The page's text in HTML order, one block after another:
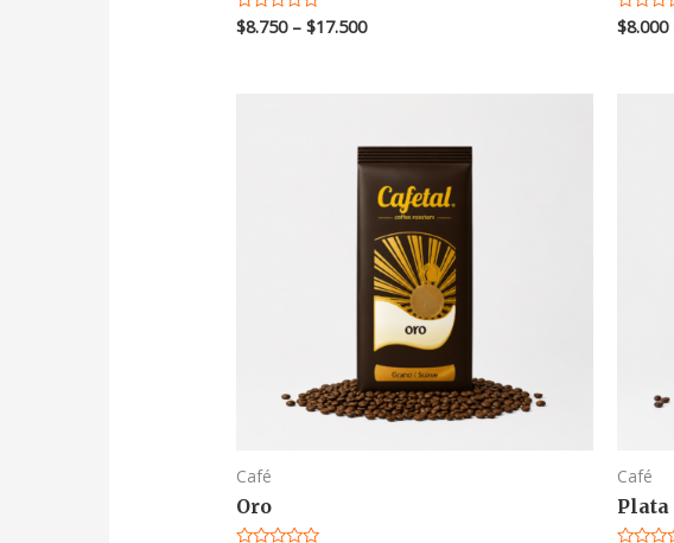
Valorado
en
$8.750– $17.500
Valorado
en
$8.000
Café
Oro
Café
Plata